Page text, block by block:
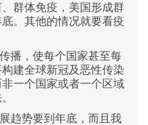
群体免疫，美国形成群
。其他的情况就要看疫
播，使每个国家甚至每
建全球新冠及恶性传染
一个国家或者一个区域
趋势要到年底，而且我